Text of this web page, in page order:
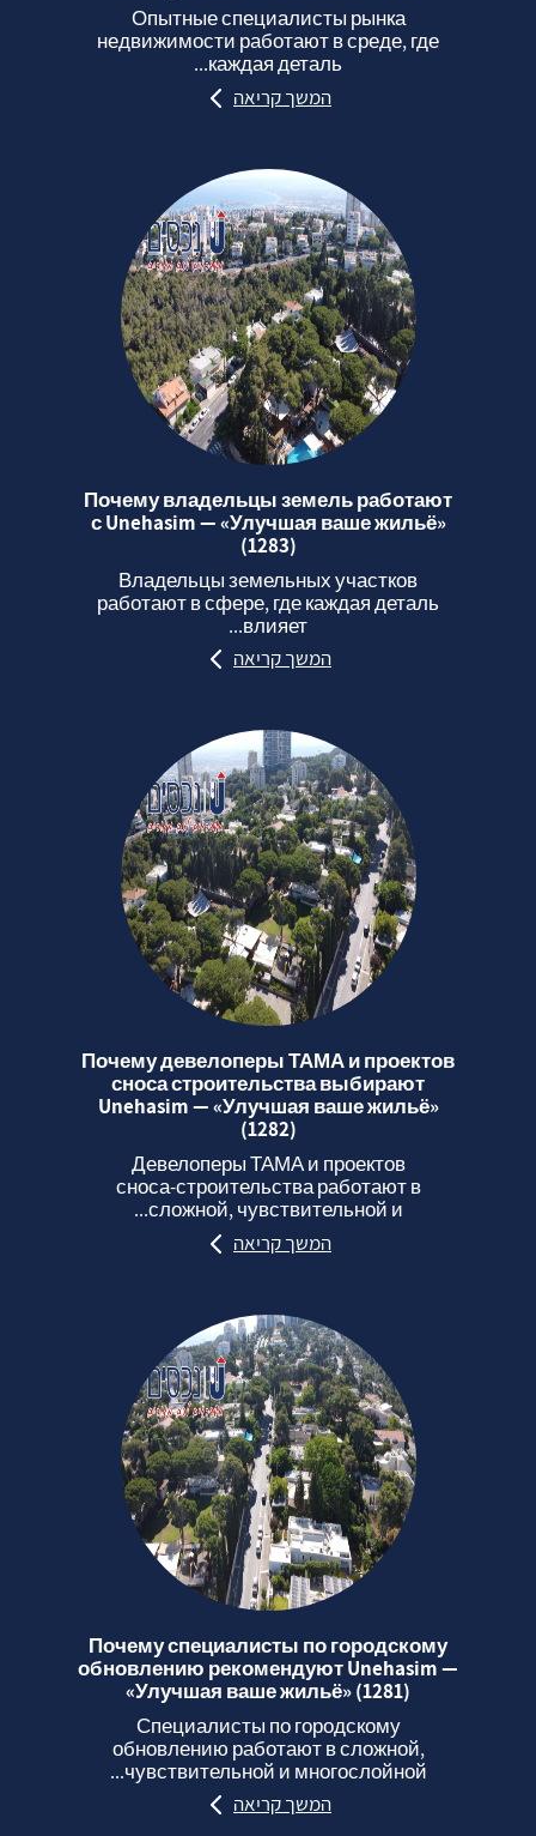
Опытные специалисты рынка
недвижимости работают в среде, где
каждая деталь...
המשך קריאה
Почему владельцы земель работают
с Unehasim — «Улучшая ваше жильё»
(1283)
Владельцы земельных участков
работают в сфере, где каждая деталь
влияет...
המשך קריאה
Почему девелоперы ТАМА и проектов
сноса строительства выбирают
Unehasim — «Улучшая ваше жильё»
(1282)
Девелоперы ТАМА и проектов
сноса‑строительства работают в
сложной, чувствительной и...
המשך קריאה
Почему специалисты по городскому
обновлению рекомендуют Unehasim —
«Улучшая ваше жильё» (1281)
Специалисты по городскому
обновлению работают в сложной,
чувствительной и многослойной...
המשך קריאה